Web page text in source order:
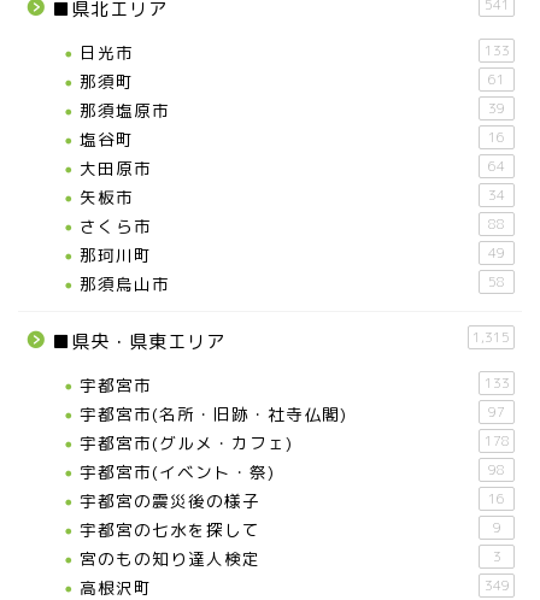
■県北エリア 541
日光市 133
那須町 61
那須塩原市 39
塩谷町 16
大田原市 64
矢板市 34
さくら市 88
那珂川町 49
那須烏山市 58
■県央・県東エリア 1,315
宇都宮市 133
宇都宮市(名所・旧跡・社寺仏閣) 97
宇都宮市(グルメ・カフェ) 178
宇都宮市(イベント・祭) 98
宇都宮の震災後の様子 16
宇都宮の七水を探して 9
宮のもの知り達人検定 3
高根沢町 349